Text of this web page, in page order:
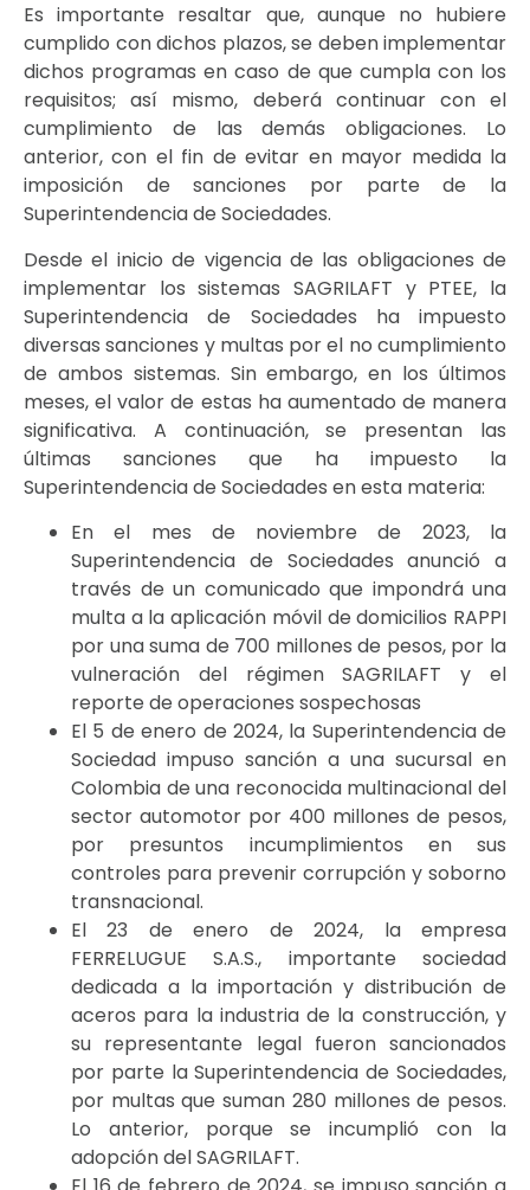
Es importante resaltar que, aunque no hubiere
cumplido con dichos plazos, se deben implementar
dichos programas en caso de que cumpla con los
requisitos; así mismo, deberá continuar con el
cumplimiento de las demás obligaciones. Lo
anterior, con el fin de evitar en mayor medida la
imposición de sanciones por parte de la
Superintendencia de Sociedades.
Desde el inicio de vigencia de las obligaciones de
implementar los sistemas SAGRILAFT y PTEE, la
Superintendencia de Sociedades ha impuesto
diversas sanciones y multas por el no cumplimiento
de ambos sistemas. Sin embargo, en los últimos
meses, el valor de estas ha aumentado de manera
significativa. A continuación, se presentan las
últimas sanciones que ha impuesto la
Superintendencia de Sociedades en esta materia:
En el mes de noviembre de 2023, la
Superintendencia de Sociedades anunció a
través de un comunicado que impondrá una
multa a la aplicación móvil de domicilios RAPPI
por una suma de 700 millones de pesos, por la
vulneración del régimen SAGRILAFT y el
reporte de operaciones sospechosas
El 5 de enero de 2024, la Superintendencia de
Sociedad impuso sanción a una sucursal en
Colombia de una reconocida multinacional del
sector automotor por 400 millones de pesos,
por presuntos incumplimientos en sus
controles para prevenir corrupción y soborno
transnacional.
El 23 de enero de 2024, la empresa
FERRELUGUE S.A.S., importante sociedad
dedicada a la importación y distribución de
aceros para la industria de la construcción, y
su representante legal fueron sancionados
por parte la Superintendencia de Sociedades,
por multas que suman 280 millones de pesos.
Lo anterior, porque se incumplió con la
adopción del SAGRILAFT.